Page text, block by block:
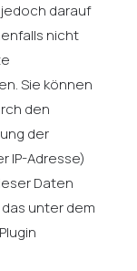
darauf
nicht
Sie können
den
der
IP-Adresse)
Daten
unter dem